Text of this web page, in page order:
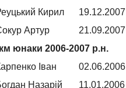
Кирил 19.12.2007
Артур 21.09.2007
юнаки 2006-2007 р.н.
Іван 02.06.2006
Назарій 11.01.2006